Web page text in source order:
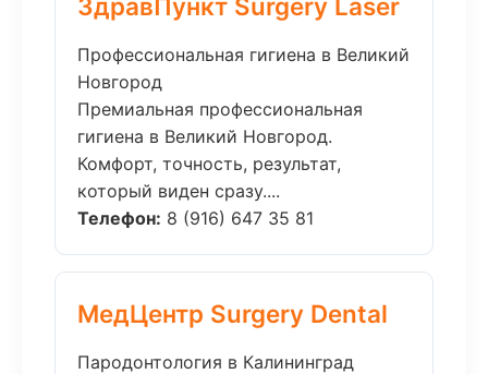
ЗдравПункт Surgery Laser
Профессиональная гигиена в Великий
Новгород
Премиальная профессиональная
гигиена в Великий Новгород.
Комфорт, точность, результат,
который виден сразу....
Телефон: 8 (916) 647 35 81
МедЦентр Surgery Dental
Пародонтология в Калининград